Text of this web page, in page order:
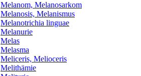
Melanom, Melanosarkom
Melanosis, Melanismus
Melanotrichia linguae
Melanurie
Melas
Melasma
Meliceris, Melioceris
Melithämie